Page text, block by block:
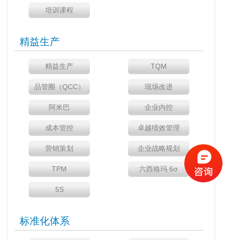
培训课程
精益生产
精益生产 TQM
品管圈（QCC） 现场改进
阿米巴 企业内控
成本管控 卓越绩效管理
营销策划 企业战略规划
TPM 六西格玛 6σ
5S
标准化体系